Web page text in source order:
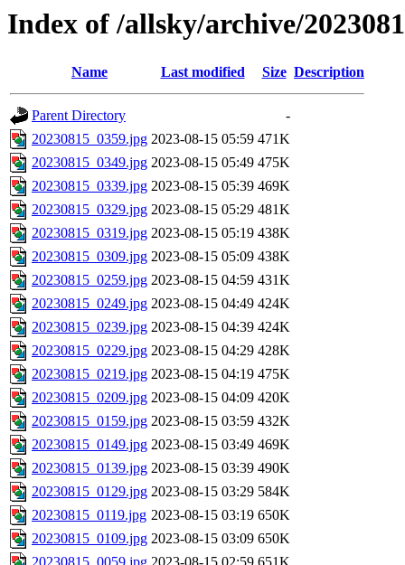
Index of /allsky/archive/
Name Last modified Size Description
Parent Directory
-
20230815_0359.jpg 2023-08-15 05:59 471K
20230815_0349.jpg 2023-08-15 05:49 475K
20230815_0339.jpg 2023-08-15 05:39 469K
20230815_0329.jpg 2023-08-15 05:29 481K
20230815_0319.jpg 2023-08-15 05:19 438K
20230815_0309.jpg 2023-08-15 05:09 438K
20230815_0259.jpg 2023-08-15 04:59 431K
20230815_0249.jpg 2023-08-15 04:49 424K
20230815_0239.jpg 2023-08-15 04:39 424K
20230815_0229.jpg 2023-08-15 04:29 428K
20230815_0219.jpg 2023-08-15 04:19 475K
20230815_0209.jpg 2023-08-15 04:09 420K
20230815_0159.jpg 2023-08-15 03:59 432K
20230815_0149.jpg 2023-08-15 03:49 469K
20230815_0139.jpg 2023-08-15 03:39 490K
20230815_0129.jpg 2023-08-15 03:29 584K
20230815_0119.jpg 2023-08-15 03:19 650K
20230815_0109.jpg 2023-08-15 03:09 650K